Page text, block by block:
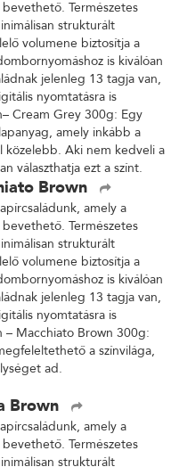
Természetes
strukturált
volumene biztosítja a
is kiválóan
jelenleg 13 tagja van,
nyomtatásra is
Cream Grey 300g: Egy
amely inkább a
közelebb. Aki nem kedveli a
választhatja ezt a színt.
Brown
amely a
Természetes
strukturált
volumene biztosítja a
is kiválóan
jelenleg 13 tagja van,
nyomtatásra is
– Macchiato Brown 300g:
a színvilága,
ad.
Brown
amely a
Természetes
strukturált